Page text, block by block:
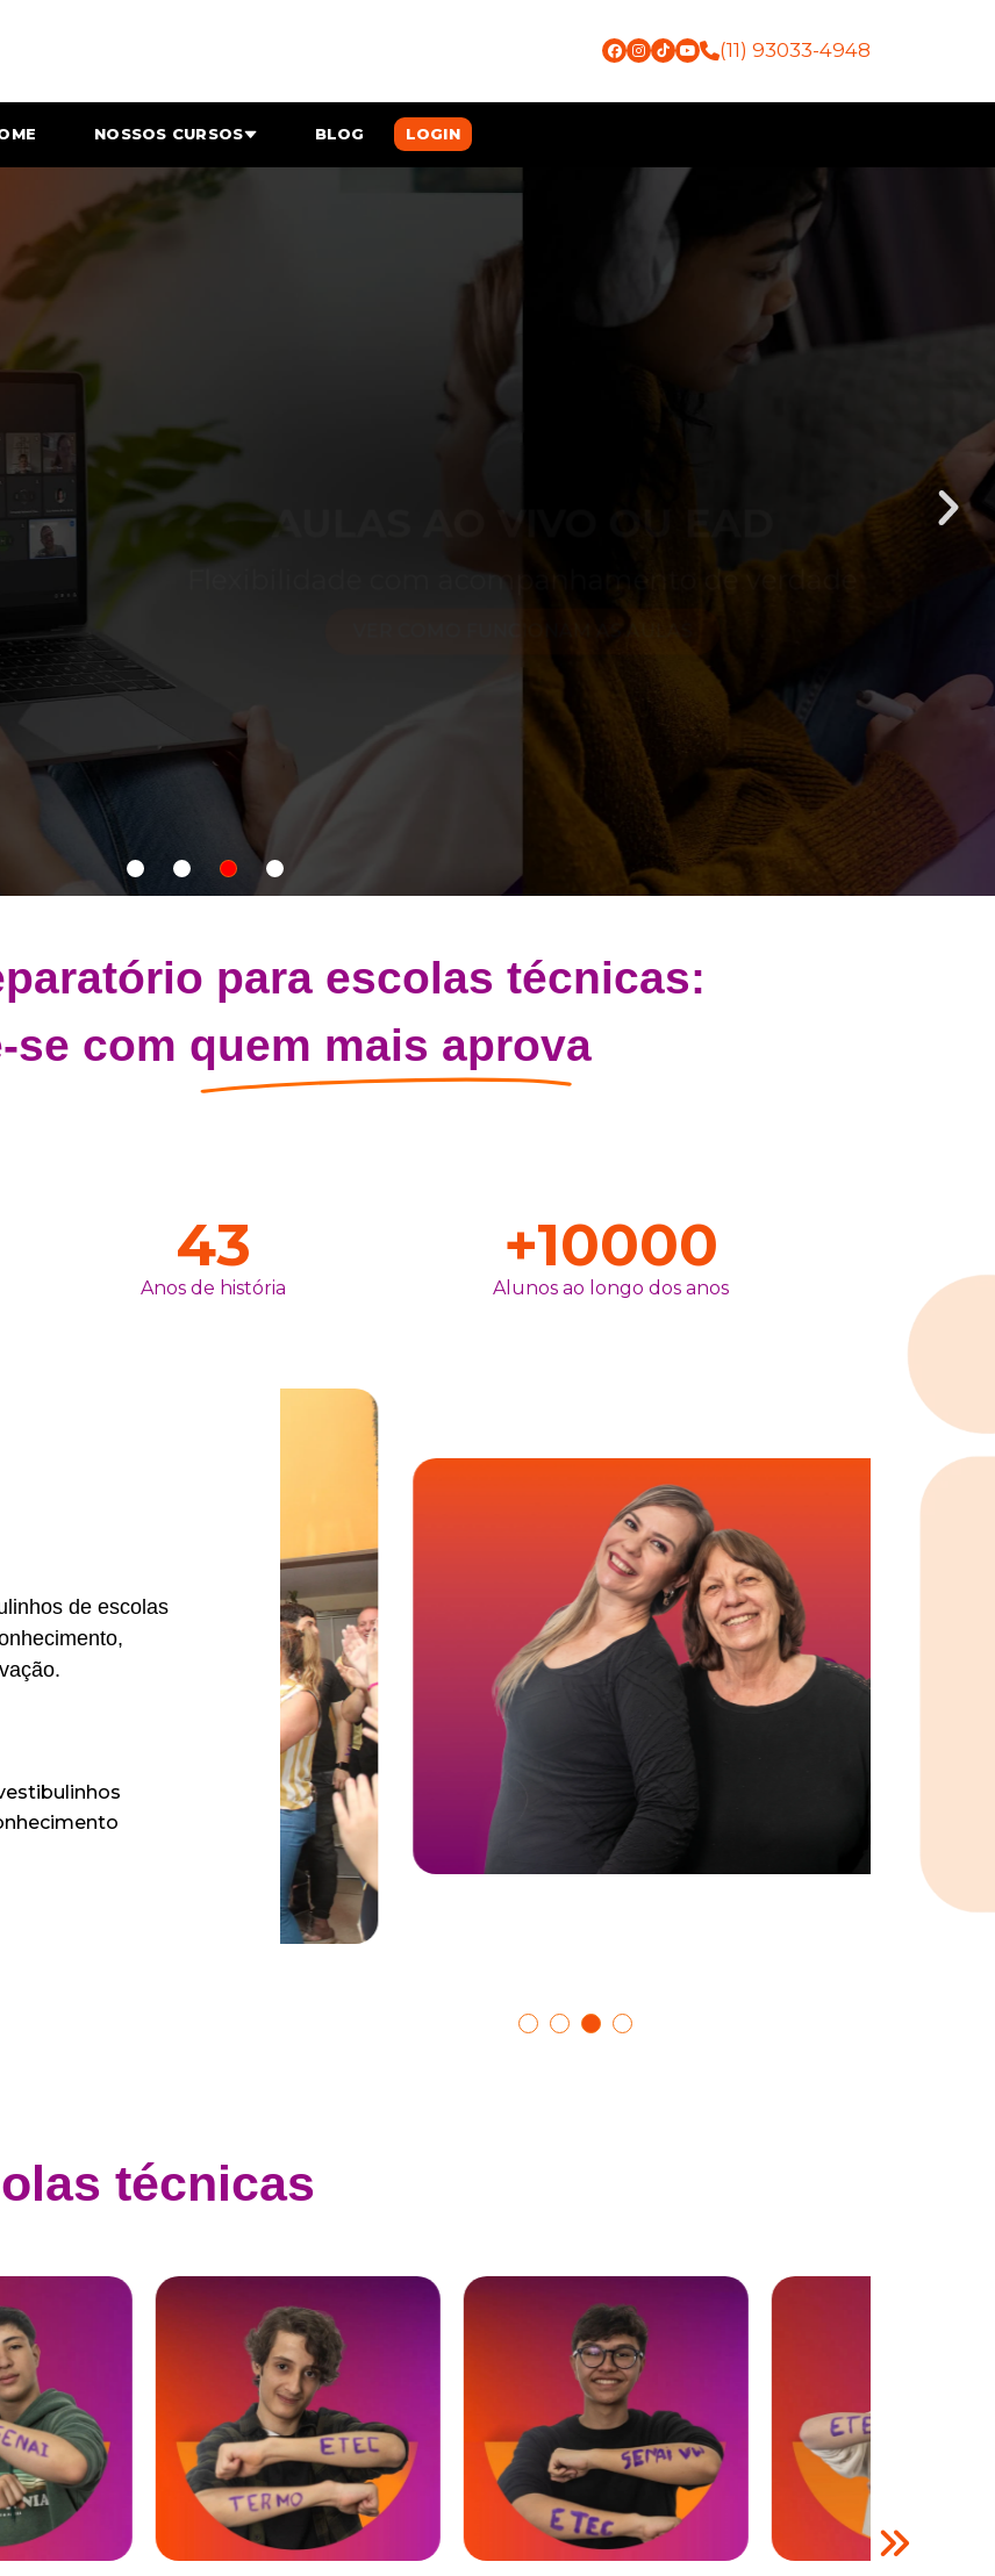
(11) 93033-4948
NOSSOS CURSOS BLOG LOGIN
AO VIVO OU EAD
com acompanhamento de verdade
para escolas técnicas:
se com quem mais aprova
43
Anos de história
+10000
Alunos ao longo dos anos
de escolas
técnicas